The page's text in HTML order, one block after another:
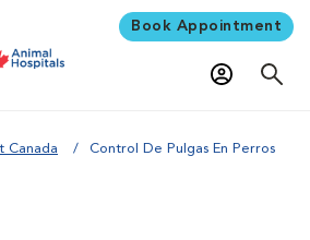
Book Appointment
Canada Control De Pulgas En Perros